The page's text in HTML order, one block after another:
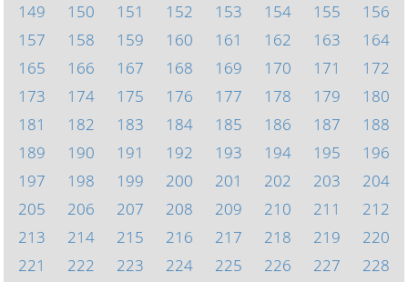
149
150 151 152 153 154 155
156
157
158 159 160 161 162 163
164
165
166 167 168 169 170 171
172
173
174 175 176 177 178 179
180
181
182 183 184 185 186 187
188
189
190 191 192 193 194 195
196
197
198 199 200 201 202 203
204
205
206 207 208 209 210 211
212
213
214 215 216 217 218 219
220
221
222 223 224 225 226 227
228